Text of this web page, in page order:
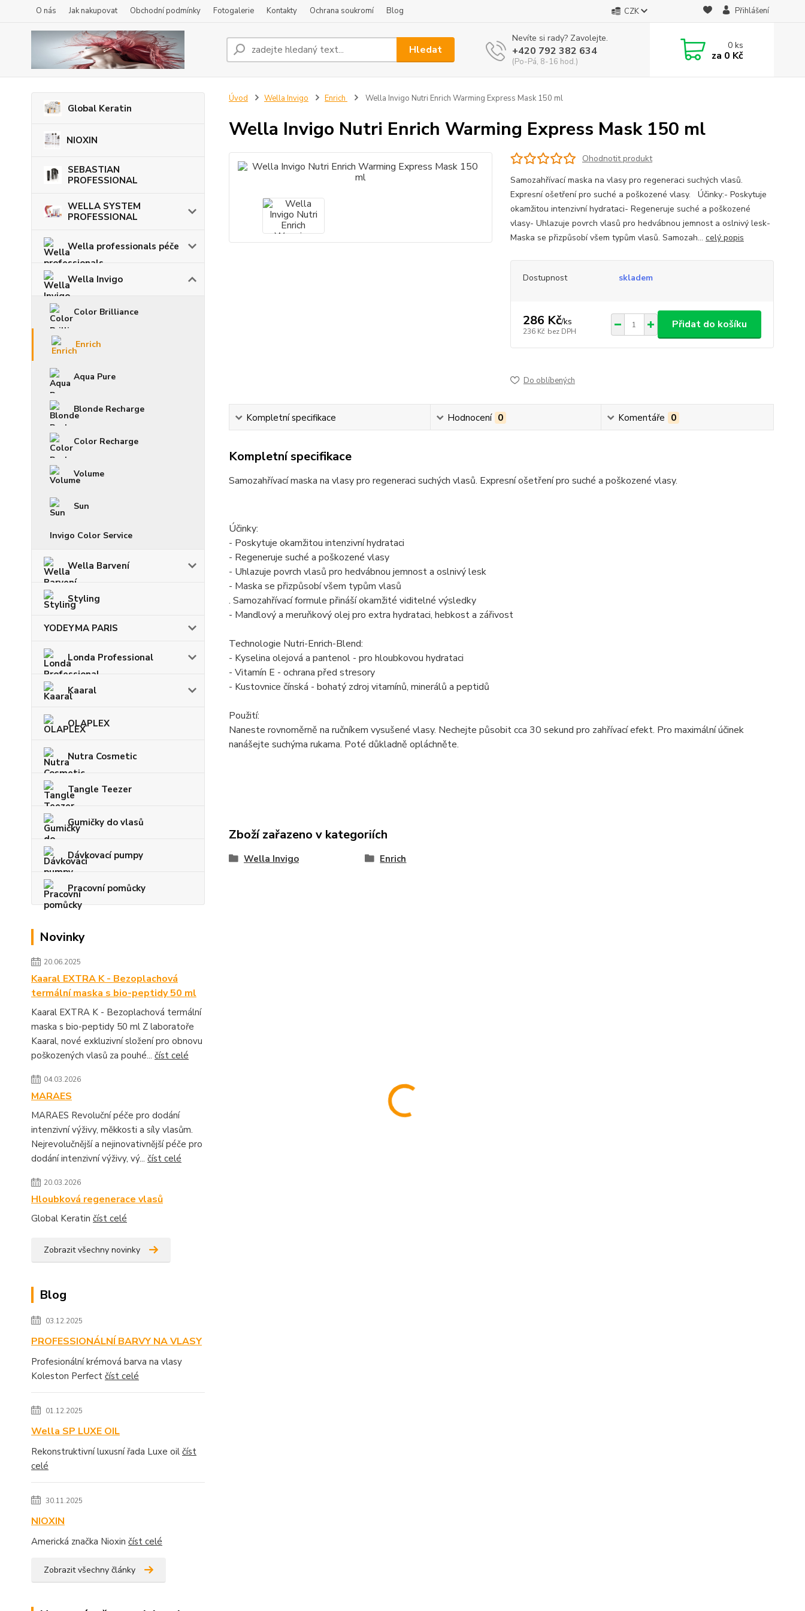
O nás Jak nakupovat Obchodní podmínky Fotogalerie Kontakty Ochrana soukromí Blog CZK Přihlášení
Hledat
Nevíte si rady? Zavolejte.
+420 792 382 634
(Po-Pá, 8-16 hod.)
0ks
za 0 Kč
Global Keratin
NIOXIN
SEBASTIAN
PROFESSIONAL
WELLA SYSTEM
PROFESSIONAL
Wella professionals péče
Wella Invigo
Color Brilliance
Enrich
Aqua Pure
Blonde Recharge
Color Recharge
Volume
Sun
Invigo Color Service
Wella Barvení
Styling
YODEYMA PARIS
Londa Professional
Kaaral
OLAPLEX
Nutra Cosmetic
Tangle Teezer
Gumičky do vlasů
Dávkovací pumpy
Pracovní pomůcky
Novinky
20.06.2025
Kaaral EXTRA K - Bezoplachová
termální maska s bio-peptidy 50 ml
Kaaral EXTRA K - Bezoplachová termální
maska s bio-peptidy 50 ml Z laboratoře
Kaaral, nové exkluzivní složení pro obnovu
poškozených vlasů za pouhé... číst celé
04.03.2026
MARAES
MARAES Revoluční péče pro dodání
intenzivní výživy, měkkosti a síly vlasům.
Nejrevolučnější a nejinovativnější péče pro
dodání intenzivní výživy, vý... číst celé
20.03.2026
Hloubková regenerace vlasů
Global Keratin číst celé
Zobrazit všechny novinky
Blog
03.12.2025
PROFESSIONÁLNÍ BARVY NA VLASY
Profesionální krémová barva na vlasy
Koleston Perfect číst celé
01.12.2025
Wella SP LUXE OIL
Rekonstruktivní luxusní řada Luxe oil číst
celé
30.11.2025
NIOXIN
Americká značka Nioxin číst celé
Zobrazit všechny články
Úvod Wella Invigo Enrich Wella Invigo Nutri Enrich Warming Express Mask 150 ml
Wella Invigo Nutri Enrich Warming Express Mask 150 ml
Ohodnotit produkt
Samozahřívací maska na vlasy pro regeneraci suchých vlasů.
Expresní ošetření pro suché a poškozené vlasy. Účinky:- Poskytuje
okamžitou intenzivní hydrataci- Regeneruje suché a poškozené
vlasy- Uhlazuje povrch vlasů pro hedvábnou jemnost a oslnivý lesk-
Maska se přizpůsobí všem typům vlasů. Samozah... celý popis
Dostupnost skladem
286 Kč/ks
236 Kč bez DPH
Přidat do košíku
Do oblíbených
Kompletní specifikace Hodnocení 0 Komentáře 0
Kompletní specifikace
Samozahřívací maska na vlasy pro regeneraci suchých vlasů. Expresní ošetření pro suché a poškozené vlasy.
Účinky:
- Poskytuje okamžitou intenzivní hydrataci
- Regeneruje suché a poškozené vlasy
- Uhlazuje povrch vlasů pro hedvábnou jemnost a oslnivý lesk
- Maska se přizpůsobí všem typům vlasů
. Samozahřívací formule přináší okamžité viditelné výsledky
- Mandlový a meruňkový olej pro extra hydrataci, hebkost a zářivost
Technologie Nutri-Enrich-Blend:
- Kyselina olejová a pantenol - pro hloubkovou hydrataci
- Vitamín E - ochrana před stresory
- Kustovnice čínská - bohatý zdroj vitamínů, minerálů a peptidů
Použití:
Naneste rovnoměrně na ručníkem vysušené vlasy. Nechejte působit cca 30 sekund pro zahřívací efekt. Pro maximální účinek
nanášejte suchýma rukama. Poté důkladně opláchněte.
Zboží zařazeno v kategoriích
Wella Invigo Enrich